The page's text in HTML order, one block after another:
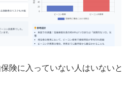
険に入っていない人はいないと